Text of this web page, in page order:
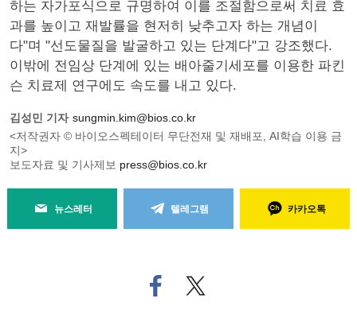
하는 자가포식으로 규명하여 이를 조절함으로써 치료 효
과를 높이고 재발률을 현저히 낮추고자 하는 개념이
다"며 "선도물질을 발굴하고 있는 단계다"고 강조했다.
이밖에 전임상 단계에 있는 배아줄기세포를 이용한 파킨
슨 치료제 연구에도 속도를 내고 있다.
김성민 기자 sungmin.kim@bios.co.kr
<저작권자 © 바이오스펙테이터 무단전재 및 재배포, AI학습 이용 금
지>
보도자료 및 기사제보 press@bios.co.kr
뉴스레터 텔레그램 카카오톡
페
이
트위
터로